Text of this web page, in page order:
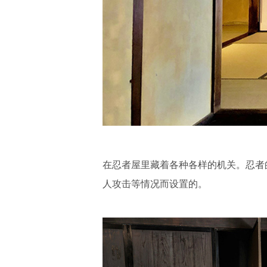
在忍者屋里藏着各种各样的机关。忍
人攻击等情况而设置的。